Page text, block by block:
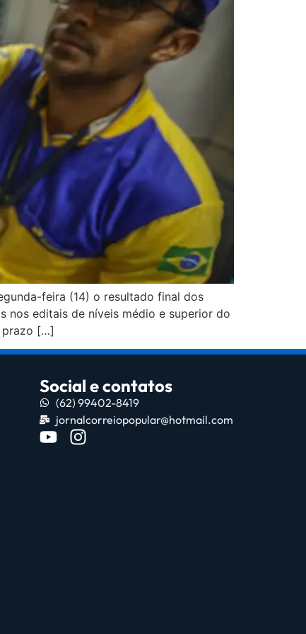
feira (14) o resultado final dos
nos editais de níveis médio e superior do
prazo […]
Social e contatos
(62) 99402-8419
jornalcorreiopopular@hotmail.com